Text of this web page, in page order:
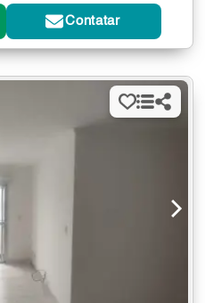
Contatar